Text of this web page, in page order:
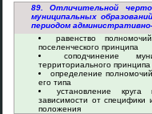
89. Отличительной
муниципальных
периодом
равенство
поселенческого принципа
соподчинение
территориального принципа
определение
его типа
установление
зависимости от специфики
положения